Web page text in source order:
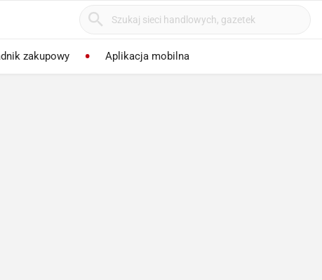
zakupowy Aplikacja mobilna